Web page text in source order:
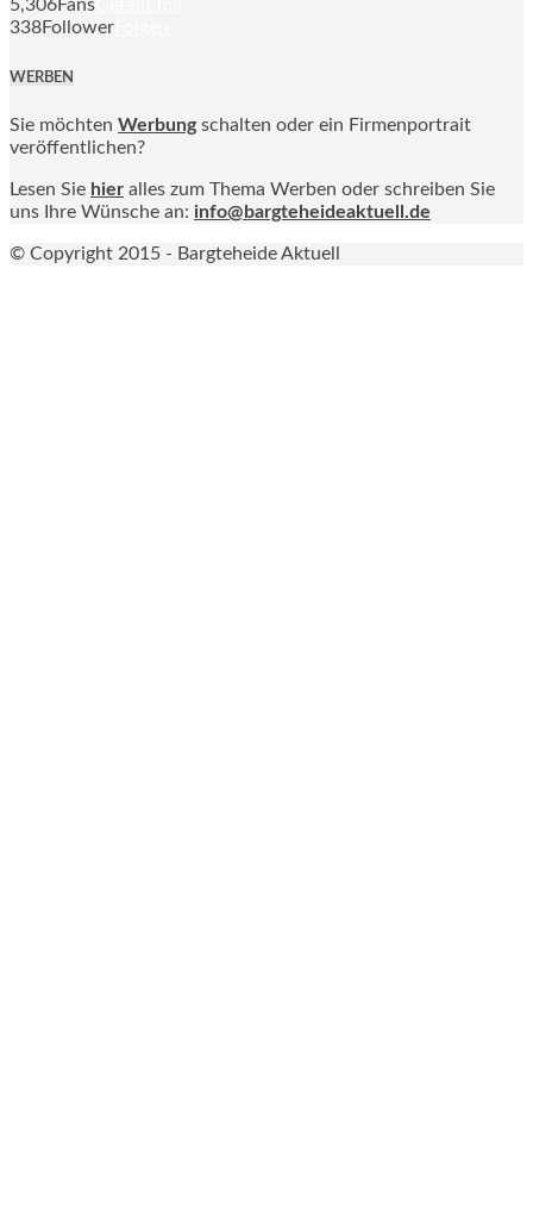
5,306Fans
338Follower
WERBEN
Sie möchten Werbung schalten oder ein Firmenportrait
veröffentlichen?
Lesen Sie hier alles zum Thema Werben oder schreiben Sie
uns Ihre Wünsche an: info@bargteheideaktuell.de
© Copyright 2015 - Bargteheide Aktuell